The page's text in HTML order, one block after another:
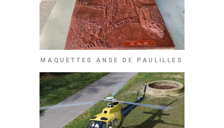
MAQUETTES ANSE DE PAULILLES